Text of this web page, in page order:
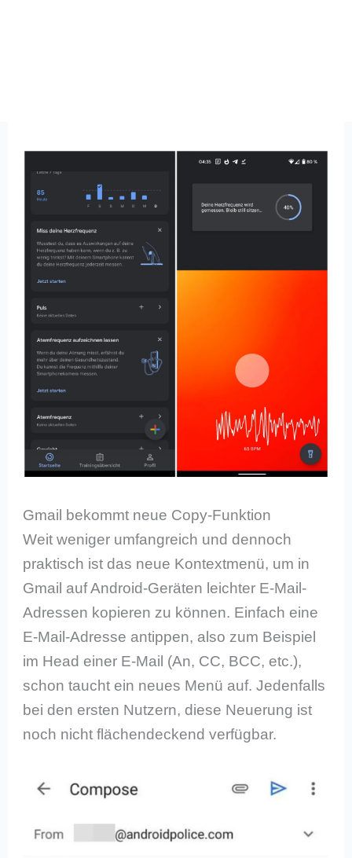
Gmail bekommt neue Copy-Funktion
Weit weniger umfangreich und dennoch
praktisch ist das neue Kontextmenü, um in
Gmail auf Android-Geräten leichter E-Mail-
Adressen kopieren zu können. Einfach eine
E-Mail-Adresse antippen, also zum Beispiel
im Head einer E-Mail (An, CC, BCC, etc.),
schon taucht ein neues Menü auf. Jedenfalls
bei den ersten Nutzern, diese Neuerung ist
noch nicht flächendeckend verfügbar.